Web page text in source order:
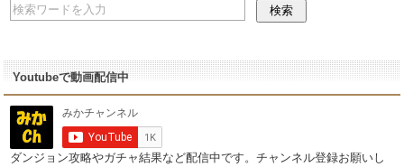
Youtubeで動画配信中
ダンジョン攻略やガチャ結果など配信中です。チャンネル登録お願いし